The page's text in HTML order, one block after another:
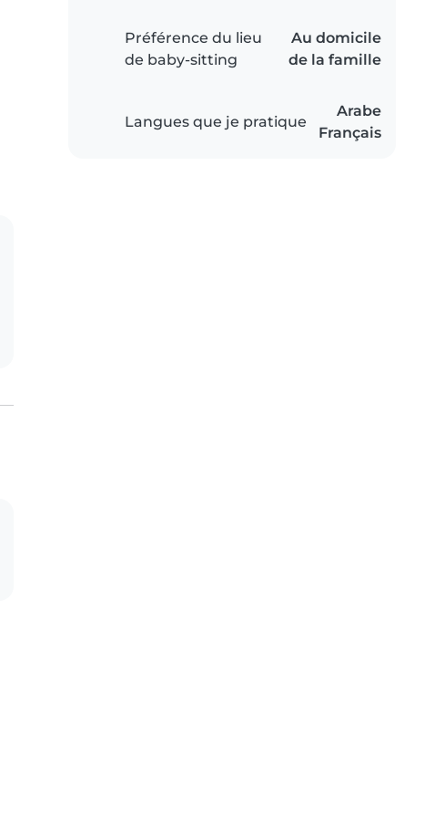
Préférence du lieu
de baby-sitting
Au domicile
de la famille
Langues que je pratique
Arabe
Français